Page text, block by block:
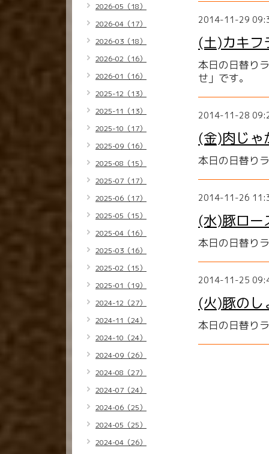
2014-11-29
(土)カキフ
本日の日替り
せ」です。
2014-11-28
(金)肉じゃ
本日の日替り
2014-11-26
(水)豚ロー
本日の日替り
2014-11-25
(火)豚のし
本日の日替り
2026-05（18）
2026-04（17）
2026-03（18）
2026-02（16）
2026-01（16）
2025-12（13）
2025-11（13）
2025-10（17）
2025-09（16）
2025-08（15）
2025-07（17）
2025-06（17）
2025-05（15）
2025-04（16）
2025-03（16）
2025-02（15）
2025-01（19）
2024-12（27）
2024-11（24）
2024-10（24）
2024-09（26）
2024-08（27）
2024-07（24）
2024-06（25）
2024-05（25）
2024-04（26）